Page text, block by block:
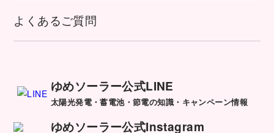
ゆめソーラー公式LINE
太陽光発電・蓄電池・節電の知識・キャンペーン情報
ゆめソーラー公式Instagram
よくあるご質問